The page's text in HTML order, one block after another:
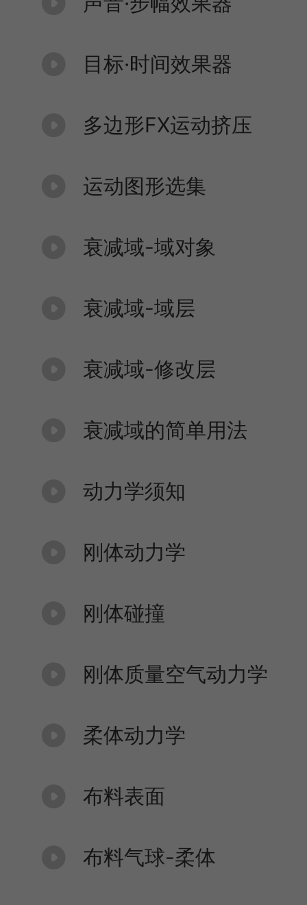
目标·时间效果器
多边形FX运动挤压
运动图形选集
衰减域-域对象
衰减域-域层
衰减域-修改层
衰减域的简单用法
动力学须知
刚体动力学
刚体碰撞
刚体质量空气动力学
柔体动力学
布料表面
布料气球-柔体